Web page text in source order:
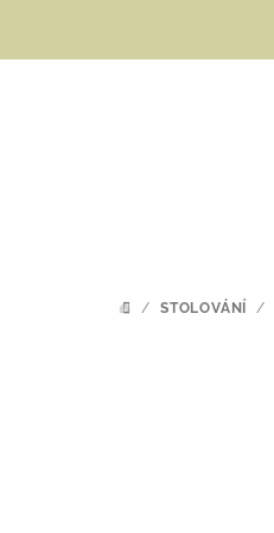
DOMŮ
/ STOLOVÁNÍ /